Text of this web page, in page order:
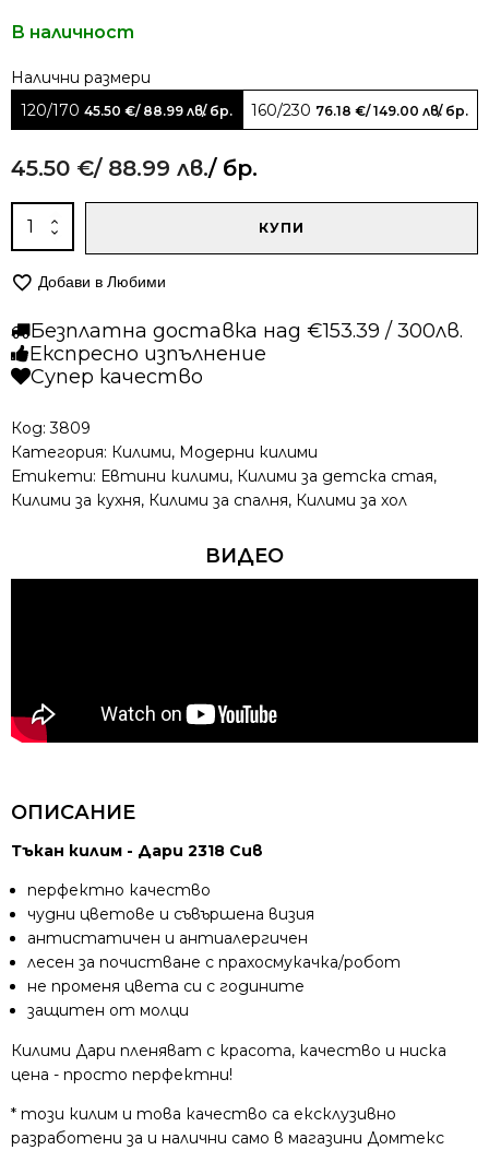
В наличност
120/170 45.50 €/ 88.99 лв./ бр. 160/230 76.18€/ 149.00 лв./ бр.
45.50 €/ 88.99 лв./ бр.
количество
килим
Дари
2318
Сив
КУПИ
Alternative:
Добави в Любими
Безплатна доставка над €153.39 / 300лв.
Експресно изпълнение
Супер качество
Код:3809
Категория: Килими, Модерни килими
Етикети: Евтини килими, Килими за детска стая,
Килими за кухня, Килими за спалня, Килими за хол
ВИДЕО
ОПИСАНИЕ
Тъкан килим - Дари 2318 Сив
перфектно качество
чудни цветове и съвършена визия
антистатичен и антиалергичен
лесен за почистване с прахосмукачка/робот
не променя цвета си с годините
защитен от молци
Килими Дари пленяват с красота, качество и ниска
цена - просто перфектни!
* този килим и това качество са ексклузивно
разработени за и налични само в магазини Домтекс